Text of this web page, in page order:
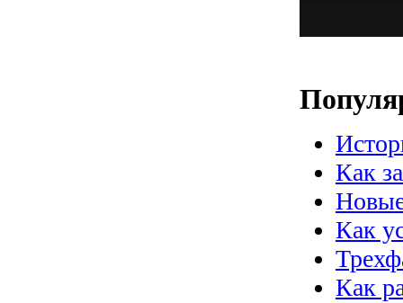
Как
Как
Как